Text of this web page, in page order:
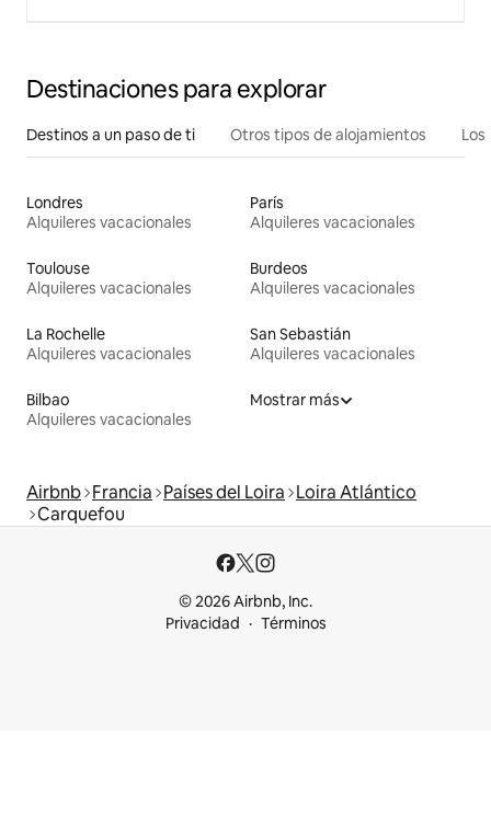
Destinaciones para explorar
Destinos a un paso de ti Otros tipos de alojamientos
Londres
Alquileres vacacionales
París
Alquileres vacacionales
Toulouse
Alquileres vacacionales
Burdeos
Alquileres vacacionales
La Rochelle
Alquileres vacacionales
San Sebastián
Alquileres vacacionales
Bilbao
Alquileres vacacionales
Mostrar más
Airbnb Francia Países del Loira Loira Atlántico
Carquefou
© 2026 Airbnb, Inc.
Privacidad
Términos